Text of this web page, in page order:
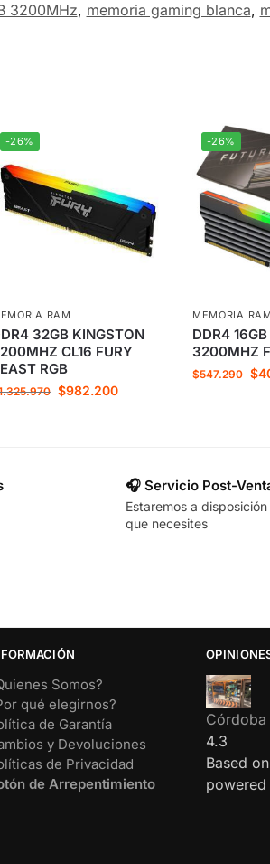
3200MHz, memoria gaming blanca,
-26%
RAM
32GB KINGSTON
CL16 FURY
RGB
$982.200
-26%
MEMORIA RAM
DDR4
3200MHZ
$547.290 $
🎧 Servicio Post-
Estaremos a
que necesites
Somos?
qué elegirnos?
de Garantía
y Devoluciones
de Privacidad
de Arrepentimiento
Córdoba
4.3
Based